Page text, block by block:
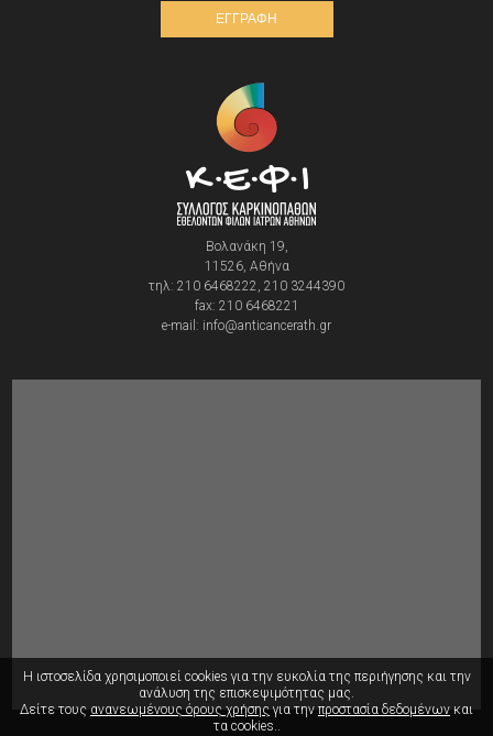
ΕΓΓΡΑΦΗ
Βολανάκη 19,
11526, Αθήνα
τηλ: 210 6468222, 210 3244390
fax: 210 6468221
e-mail: info@anticancerath.gr
Η ιστοσελίδα χρησιμοποιεί cookies για την ευκολία της περιήγησης και την
ανάλυση της επισκεψιμότητας μας.
Δείτε τους ανανεωμένους όρους χρήσηςγια την προστασία δεδομένων και
τα cookies..